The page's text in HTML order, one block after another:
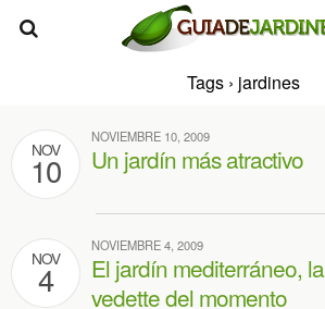
Tags › jardines
NOV
10
NOVIEMBRE 10, 2009
Un jardín más atractivo
NOV
4
NOVIEMBRE 4, 2009
El jardín mediterráneo, la
vedette del momento